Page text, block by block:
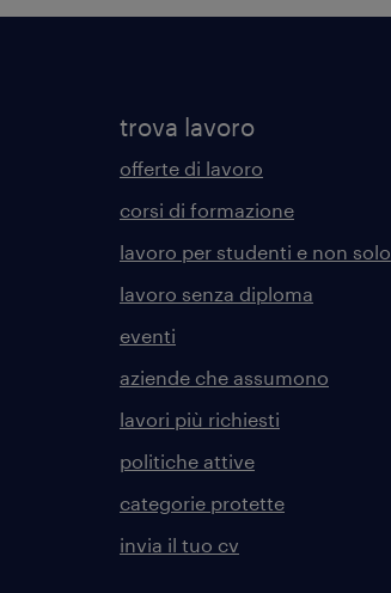
trova lavoro
offerte di lavoro
corsi di formazione
lavoro per studenti e non solo
lavoro senza diploma
eventi
aziende che assumono
lavori più richiesti
politiche attive
categorie protette
invia il tuo cv